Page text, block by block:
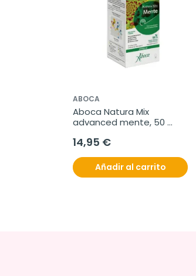
ABOCA
Aboca Natura Mix
advanced mente, 50
14,95 €
Añadir al carrito